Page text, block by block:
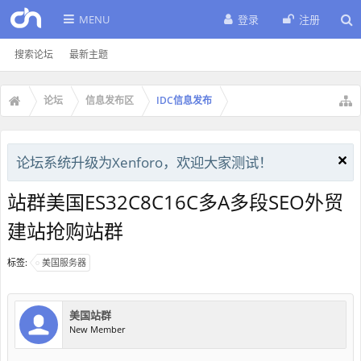
MENU
搜索论坛 最新主题
登录 注册
论坛 信息发布区 IDC信息发布
论坛系统升级为Xenforo，欢迎大家测试！
站群美国ES32C8C16C多A多段SEO外贸
建站抢购站群
标签: 美国服务器
美国站群
New Member